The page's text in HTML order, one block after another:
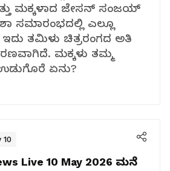
ಮಕ್ಕಳಾದ ಜೇಸನ್ ಸಂಜಯ್
ಸಮಾರಂಭದಲ್ಲಿ ಎಲ್ಲೂ
ಇದು ತಮಿಳು ಚಿತ್ರರಂಗದ ಅತಿ
ಮಕ್ಕಳು ತಮ್ಮ
ಏನು?
10
Live 10 May 2026 ಮನೆ